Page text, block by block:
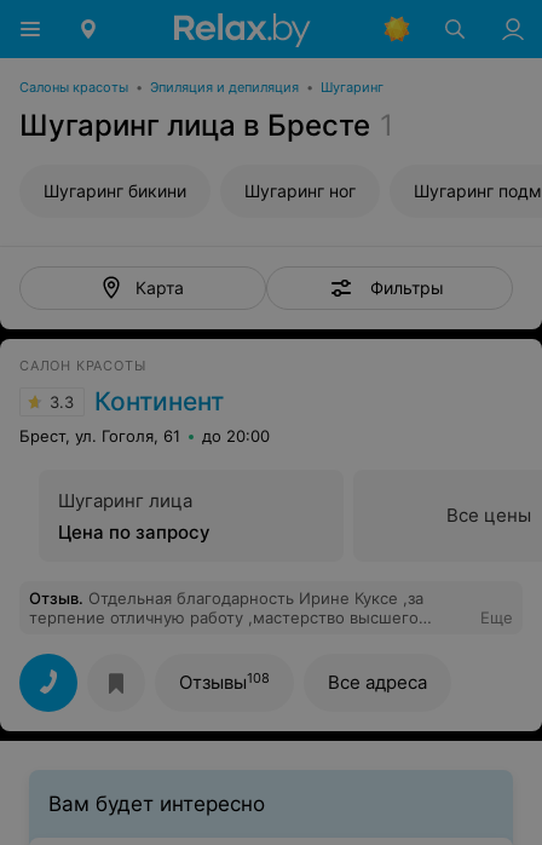
Салоны красоты • Эпиляция и депиляция • Шугаринг
Шугаринг лица в Бресте 1
Шугаринг бикини Шугаринг ног Шугаринг
Карта Фильтры
САЛОН КРАСОТЫ
3.3 Континент
Брест, ул. Гоголя, 61 до 20:00
Шугаринг лица
Цена по запросу
Все цены
Отзыв. Отдельная благодарность Ирине Куксе ,за
терпение отличную работу ,мастерство высшего
Еще
Отзывы108 Все адреса
Вам будет интересно